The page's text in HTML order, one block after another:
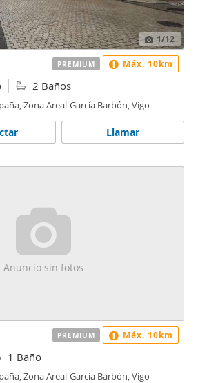
1/12
2 Baños
Zona Areal-García Barbón, Vigo
Llamar
PREMIUM Máx. 10km
Anuncio sin fotos
1 Baño
Zona Areal-García Barbón, Vigo
PREMIUM Máx. 10km